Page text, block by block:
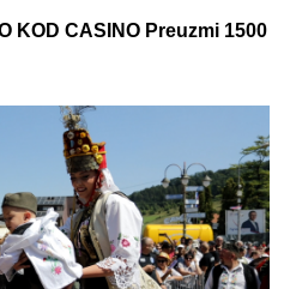
KOD CASINO Preuzmi 1500